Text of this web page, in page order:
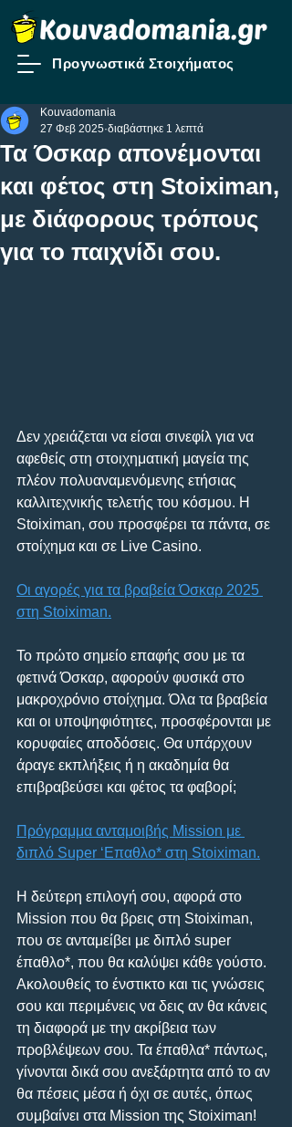
Προγνωστικά Στοιχήματος
Τα Όσκαρ απονέμονται
και φέτος στη Stoiximan,
με διάφορους τρόπους
για το παιχνίδι σου.
Kouvadomania
27 Φεβ 2025 διαβάστηκε 1 λεπτά
Δεν χρειάζεται να είσαι σινεφίλ για να
αφεθείς στη στοιχηματική μαγεία της
πλέον πολυαναμενόμενης ετήσιας
καλλιτεχνικής τελετής του κόσμου. Η
Stoiximan, σου προσφέρει τα πάντα, σε
στοίχημα και σε Live Casino.
Οι αγορές για τα βραβεία Όσκαρ 2025
στη Stoiximan.
Το πρώτο σημείο επαφής σου με τα
φετινά Όσκαρ, αφορούν φυσικά στο
μακροχρόνιο στοίχημα. Όλα τα βραβεία
και οι υποψηφιότητες, προσφέρονται με
κορυφαίες αποδόσεις. Θα υπάρχουν
άραγε εκπλήξεις ή η ακαδημία θα
επιβραβεύσει και φέτος τα φαβορί;
Πρόγραμμα ανταμοιβής Mission με
διπλό Super ‘Επαθλο* στη Stoiximan.
Η δεύτερη επιλογή σου, αφορά στο
Mission που θα βρεις στη Stoiximan,
που σε ανταμείβει με διπλό super
έπαθλο*, που θα καλύψει κάθε γούστο.
Ακολουθείς το ένστικτο και τις γνώσεις
σου και περιμένεις να δεις αν θα κάνεις
τη διαφορά με την ακρίβεια των
προβλέψεων σου. Τα έπαθλα* πάντως,
γίνονται δικά σου ανεξάρτητα από το αν
θα πέσεις μέσα ή όχι σε αυτές, όπως
συμβαίνει στα Mission της Stoiximan!